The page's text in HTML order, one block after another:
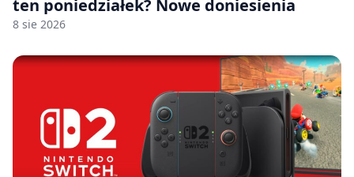
ten poniedziałek? Nowe doniesienia
8 sie 2026